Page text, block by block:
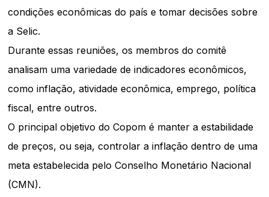
condições econômicas do país e tomar decisões sobre
a Selic.
Durante essas reuniões, os membros do comitê
analisam uma variedade de indicadores econômicos,
como inflação, atividade econômica, emprego, política
fiscal, entre outros.
O principal objetivo do Copom é manter a estabilidade
de preços, ou seja, controlar a inflação dentro de uma
meta estabelecida pelo Conselho Monetário Nacional
(CMN).